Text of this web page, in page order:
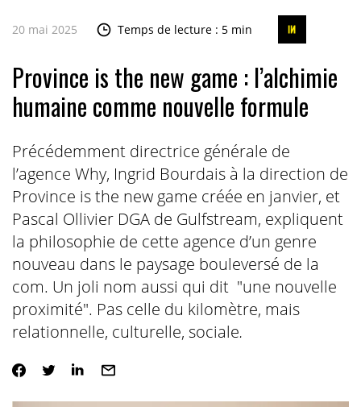
20 mai 2025 Temps de lecture : 5 min
Province is the new game : l’alchimie
humaine comme nouvelle formule
Précédemment directrice générale de
l’agence Why, Ingrid Bourdais à la direction de
Province is the new game créée en janvier, et
Pascal Ollivier DGA de Gulfstream, expliquent
la philosophie de cette agence d’un genre
nouveau dans le paysage bouleversé de la
com. Un joli nom aussi qui dit "une nouvelle
proximité". Pas celle du kilomètre, mais
relationnelle, culturelle, sociale.